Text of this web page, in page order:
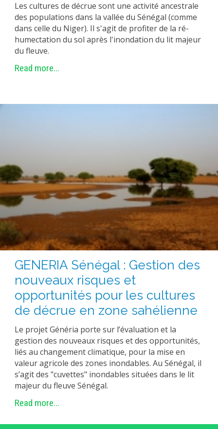
Les cultures de décrue sont une activité ancestrale
des populations dans la vallée du Sénégal (comme
dans celle du Niger). Il s'agit de profiter de la ré-
humectation du sol après l'inondation du lit majeur
du fleuve.
Read more...
GENERIA Sénégal : Gestion des
nouveaux risques et
opportunités pour les cultures
de décrue en zone sahélienne
Le projet Généria porte sur l’évaluation et la
gestion des nouveaux risques et des opportunités,
liés au changement climatique, pour la mise en
valeur agricole des zones inondables. Au Sénégal, il
s’agit des "cuvettes" inondables situées dans le lit
majeur du fleuve Sénégal.
Read more...